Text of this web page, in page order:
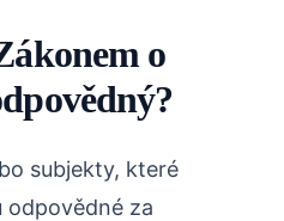
o
subjekty, které
odpovědné za